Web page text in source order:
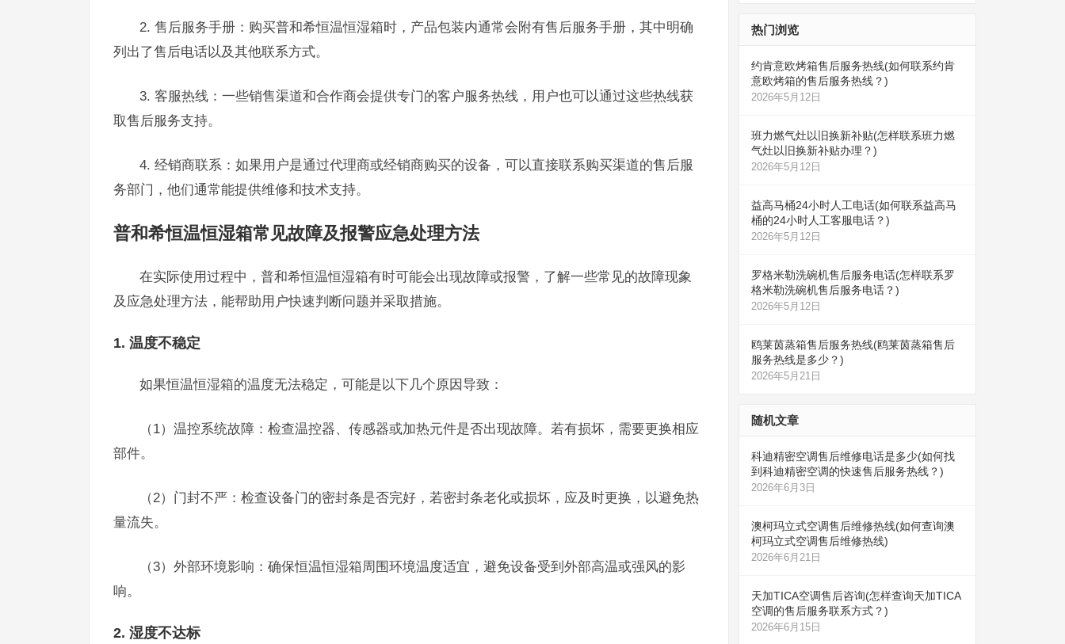
2. 售后服务手册：购买普和希恒温恒湿箱时，产品包装内通常会附有售后服务手册，其中明确
列出了售后电话以及其他联系方式。
3. 客服热线：一些销售渠道和合作商会提供专门的客户服务热线，用户也可以通过这些热线获
取售后服务支持。
4. 经销商联系：如果用户是通过代理商或经销商购买的设备，可以直接联系购买渠道的售后服
务部门，他们通常能提供维修和技术支持。
普和希恒温恒湿箱常见故障及报警应急处理方法
在实际使用过程中，普和希恒温恒湿箱有时可能会出现故障或报警，了解一些常见的故障现象
及应急处理方法，能帮助用户快速判断问题并采取措施。
1. 温度不稳定
如果恒温恒湿箱的温度无法稳定，可能是以下几个原因导致：
（1）温控系统故障：检查温控器、传感器或加热元件是否出现故障。若有损坏，需要更换相应
部件。
（2）门封不严：检查设备门的密封条是否完好，若密封条老化或损坏，应及时更换，以避免热
量流失。
（3）外部环境影响：确保恒温恒湿箱周围环境温度适宜，避免设备受到外部高温或强风的影
响。
2. 湿度不达标
热门浏览
约肯意欧烤箱售后服务热线(如何联系约肯
意欧烤箱的售后服务热线？)
2026年5月12日
班力燃气灶以旧换新补贴(怎样联系班力燃
气灶以旧换新补贴办理？)
2026年5月12日
益高马桶24小时人工电话(如何联系益高马
桶的24小时人工客服电话？)
2026年5月12日
罗格米勒洗碗机售后服务电话(怎样联系罗
格米勒洗碗机售后服务电话？)
2026年5月12日
鸥莱茵蒸箱售后服务热线(鸥莱茵蒸箱售后
服务热线是多少？)
2026年5月21日
随机文章
科迪精密空调售后维修电话是多少(如何找
到科迪精密空调的快速售后服务热线？)
2026年6月3日
澳柯玛立式空调售后维修热线(如何查询澳
柯玛立式空调售后维修热线)
2026年6月21日
天加TICA空调售后咨询(怎样查询天加TICA
空调的售后服务联系方式？)
2026年6月15日